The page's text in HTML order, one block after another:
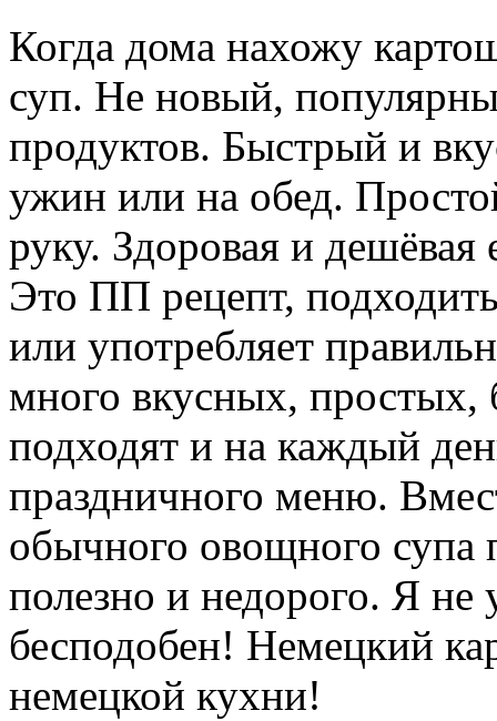
Когда дома нахожу
суп. Не новый,
продуктов. Быстрый и
ужин или на обед.
руку. Здоровая и
Это ПП рецепт,
или употребляет
много вкусных, простых,
подходят и на каждый
праздничного меню.
обычного овощного супа
полезно и недорого. Я не
бесподобен! Немецкий
немецкой кухни!